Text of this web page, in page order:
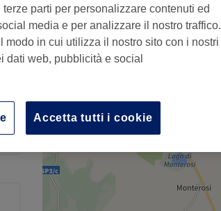
parti per personalizzare contenuti ed
media e per analizzare il nostro traffico.
in cui utilizza il nostro sito con i nostri
dati web, pubblicità e social
Accetta tutti i cookie